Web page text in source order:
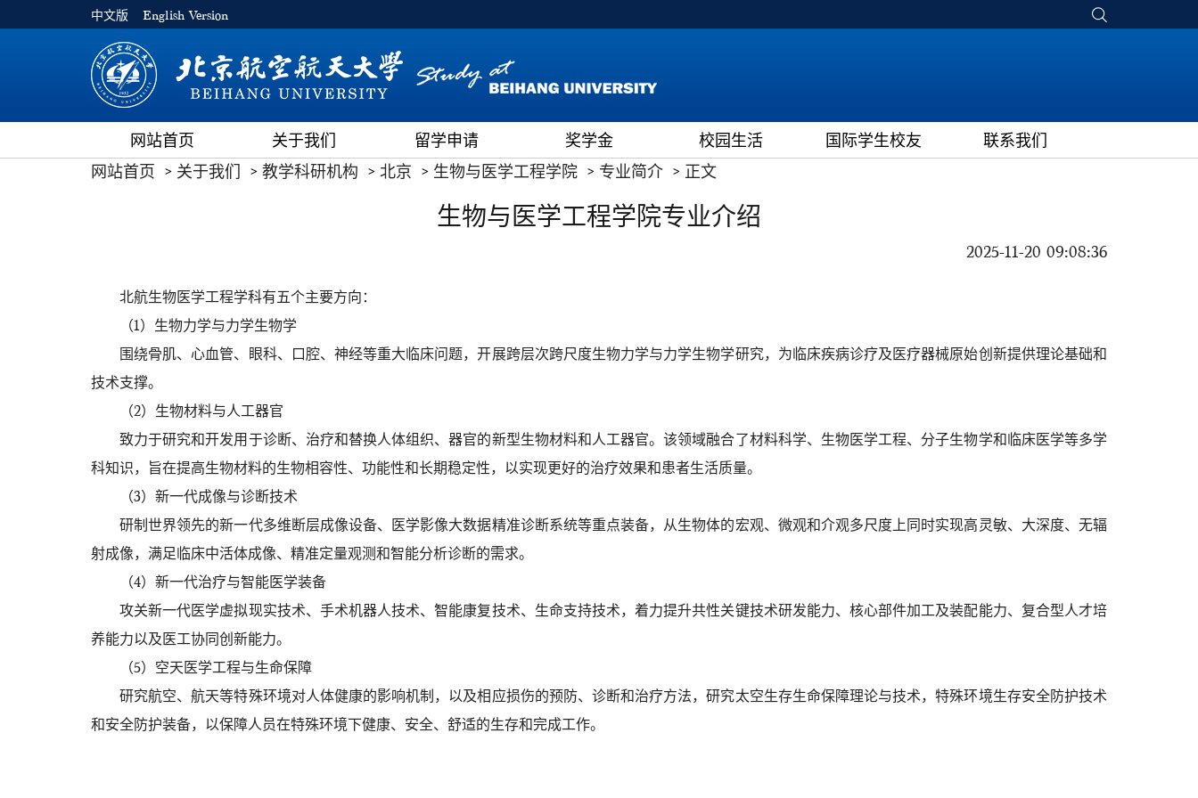
中文版 English Version
网站首页 关于我们 留学申请 奖学金 校园生活 国际学生校友
联系我们
网站首页
关于我们 教学科研机构 北京 生物与医学工程学院 专业简介 正文
生物与医学工程学院专业介绍
2025-11-20 09:08:36
北航生物医学工程学科有五个主要方向：
（1）生物力学与力学生物学
围绕骨肌、心血管、眼科、口腔、神经等重大临床问题，开展跨层次跨尺度生物力学与力学生物学研究，为临床疾病诊疗及医疗器械原始创新提供理论基础和
技术支撑。
（2）生物材料与人工器官
致力于研究和开发用于诊断、治疗和替换人体组织、器官的新型生物材料和人工器官。该领域融合了材料科学、生物医学工程、分子生物学和临床医学等多学
科知识，旨在提高生物材料的生物相容性、功能性和长期稳定性，以实现更好的治疗效果和患者生活质量。
（3）新一代成像与诊断技术
研制世界领先的新一代多维断层成像设备、医学影像大数据精准诊断系统等重点装备，从生物体的宏观、微观和介观多尺度上同时实现高灵敏、大深度、无辐
射成像，满足临床中活体成像、精准定量观测和智能分析诊断的需求。
（4）新一代治疗与智能医学装备
攻关新一代医学虚拟现实技术、手术机器人技术、智能康复技术、生命支持技术，着力提升共性关键技术研发能力、核心部件加工及装配能力、复合型人才培
养能力以及医工协同创新能力。
（5）空天医学工程与生命保障
研究航空、航天等特殊环境对人体健康的影响机制，以及相应损伤的预防、诊断和治疗方法，研究太空生存生命保障理论与技术，特殊环境生存安全防护技术
和安全防护装备，以保障人员在特殊环境下健康、安全、舒适的生存和完成工作。